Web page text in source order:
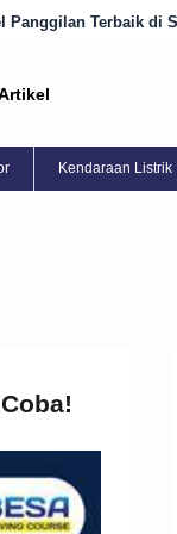
yang Harus
Kendaraan Listrik